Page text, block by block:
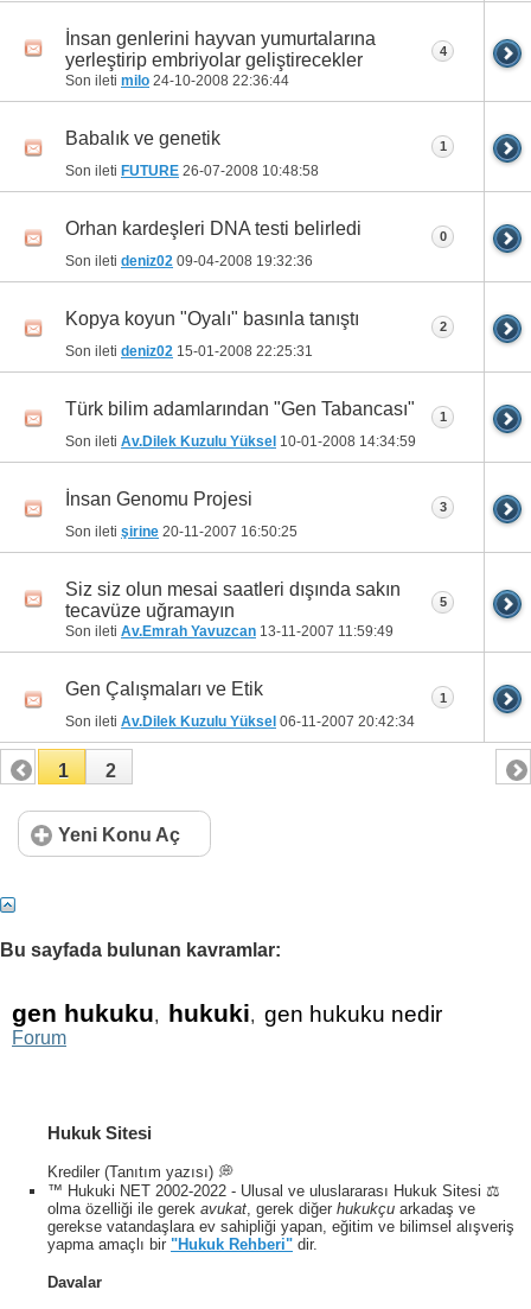
İnsan genlerini hayvan yumurtalarına
yerleştirip embriyolar geliştirecekler
Son ileti milo 24-10-2008 22:36:44
4
Babalık ve genetik
Son ileti FUTURE 26-07-2008 10:48:58
1
Orhan kardeşleri DNA testi belirledi
Son ileti deniz02 09-04-2008 19:32:36
0
Kopya koyun "Oyalı" basınla tanıştı
Son ileti deniz02 15-01-2008 22:25:31
2
Türk bilim adamlarından "Gen Tabancası"
Son ileti Av.Dilek Kuzulu Yüksel 10-01-2008 14:34:59
1
İnsan Genomu Projesi
Son ileti şirine 20-11-2007 16:50:25
3
Siz siz olun mesai saatleri dışında sakın
tecavüze uğramayın
Son ileti Av.Emrah Yavuzcan 13-11-2007 11:59:49
5
Gen Çalışmaları ve Etik
Son ileti Av.Dilek Kuzulu Yüksel 06-11-2007 20:42:34
1
1 2
Yeni Konu Aç
Bu sayfada bulunan kavramlar:
gen hukuku, hukuki, gen hukuku nedir
Forum
Hukuk Sitesi
Krediler (Tanıtım yazısı) 💭
™ Hukuki NET 2002-2022 - Ulusal ve uluslararası Hukuk Sitesi ⚖️
olma özelliği ile gerek avukat , gerek diğer hukukçu arkadaş ve
gerekse vatandaşlara ev sahipliği yapan, eğitim ve bilimsel alışveriş
yapma amaçlı bir "Hukuk Rehberi" dir.
Davalar